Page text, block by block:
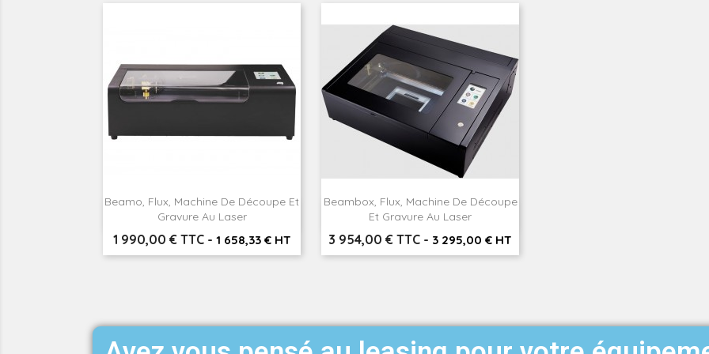
Beamo, Flux, Machine De Découpe Et
Gravure Au Laser
Prix
1 990,00 € TTC - 1 658,33 € HT
Aperçu rapide
Beambox, Flux, Machine De Découpe
Et Gravure Au Laser
Prix
3 954,00 € TTC - 3 295,00 € HT
Aperçu rapide